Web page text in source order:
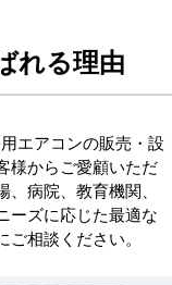
れる理由
エアコンの販売・設
様からご愛顧いただ
病院、教育機関、
ーズに応じた最適な
相談ください。